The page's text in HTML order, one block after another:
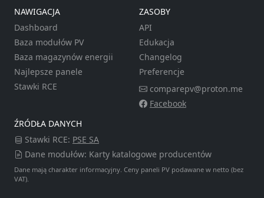
NAWIGACJA
Dashboard
Baza modułów PV
Baza magazynów energii
Najlepsze panele
Stawki RCE
ZASOBY
API
Edukacja
Changelog
Preferencje
comparepv@proton.me
Facebook
ŹRÓDŁA DANYCH
Stawki RCE: PSE SA
Dane modułów: Karty katalogowe producentów
Dane mają charakter informacyjny. Ceny paneli PV podawane w netto (bez
VAT).